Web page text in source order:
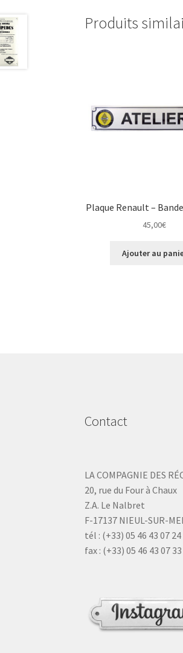
Produits
Plaque Renault –
45,00€
Ajouter au
Contact
LA COMPAGNIE DES
20, rue du Four à Chaux
Z.A. Le Nalbret
F-17137 NIEUL-SUR-
tél : (+33) 05 46 43 07 24
fax : (+33) 05 46 43 07 33